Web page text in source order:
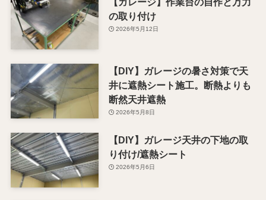
の取り付け
2026年5月12日
【DIY】ガレージの暑さ対策で天
井に遮熱シート施工。断熱よりも
断然天井遮熱
2026年5月8日
【DIY】ガレージ天井の下地の取
り付け/遮熱シート
2026年5月6日